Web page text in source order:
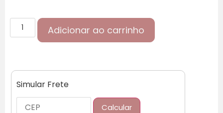
Adicionar ao carrinho
Simular Frete
Calcular